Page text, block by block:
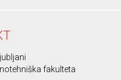
fakulteta